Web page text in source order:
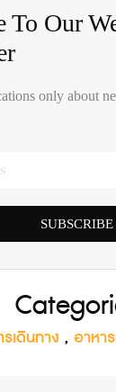
To Our
only about
SUBSCRIBE
เดินทาง , อาหา